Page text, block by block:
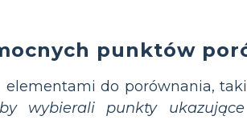
punktów
do porównania,
wybierali punkty